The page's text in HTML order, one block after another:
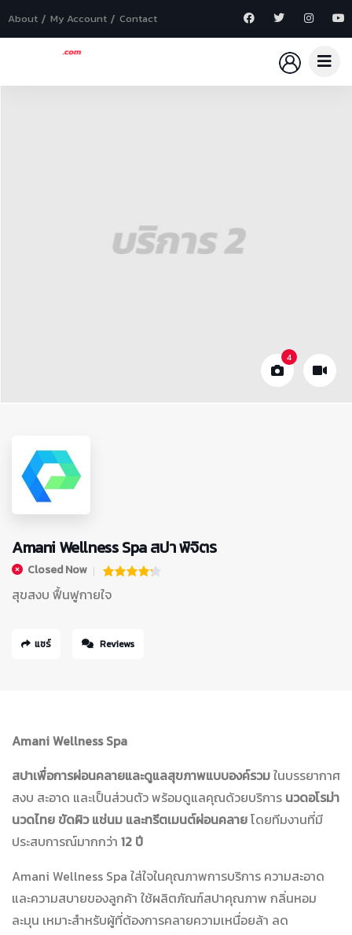
About My Account Contact
4
Amani Wellness Spa สปา พิจิตร
Closed Now
สุขสงบ ฟื้นฟูกายใจ
แชร์ Reviews
Amani Wellness Spa
สปาเพื่อการผ่อนคลายและดูแลสุขภาพแบบองค์รวมในบรรยากาศ
สงบ สะอาด และเป็นส่วนตัว พร้อมดูแลคุณด้วยบริการ นวดอโรม่า
นวดไทย ขัดผิว แช่นม และทรีตเมนต์ผ่อนคลายโดยทีมงานที่มี
ประสบการณ์มากกว่า 12 ปี
Amani Wellness Spa ใส่ใจในคุณภาพการบริการ ความสะอาด
และความสบายของลูกค้า ใช้ผลิตภัณฑ์สปาคุณภาพ กลิ่นหอม
ละมุน เหมาะสำหรับผู้ที่ต้องการคลายความเหนื่อยล้า ลด